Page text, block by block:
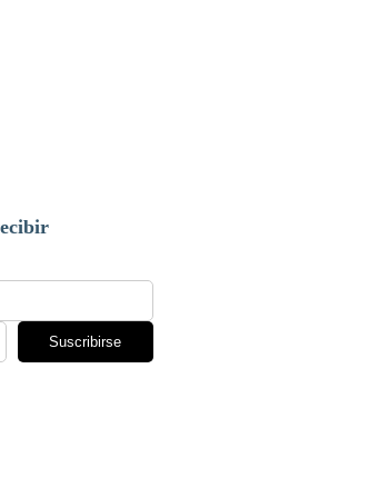
Suscribirse